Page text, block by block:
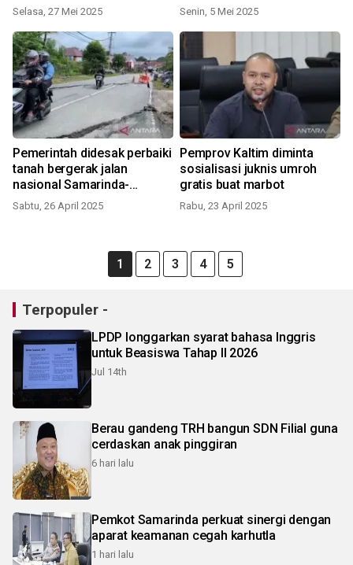
Selasa, 27 Mei 2025 Senin, 5 Mei 2025
Pemerintah didesak perbaiki
tanah bergerak jalan
nasional Samarinda-
Balikpapan
Sabtu, 26 April 2025
Pemprov Kaltim diminta
sosialisasi juknis umroh
gratis buat marbot
Rabu, 23 April 2025
1 2 3 4 5
Terpopuler -
LPDP longgarkan syarat bahasa Inggris
untuk Beasiswa Tahap II 2026
Jul 14th
Berau gandeng TRH bangun SDN Filial guna
cerdaskan anak pinggiran
6 hari lalu
Pemkot Samarinda perkuat sinergi dengan
aparat keamanan cegah karhutla
1 hari lalu